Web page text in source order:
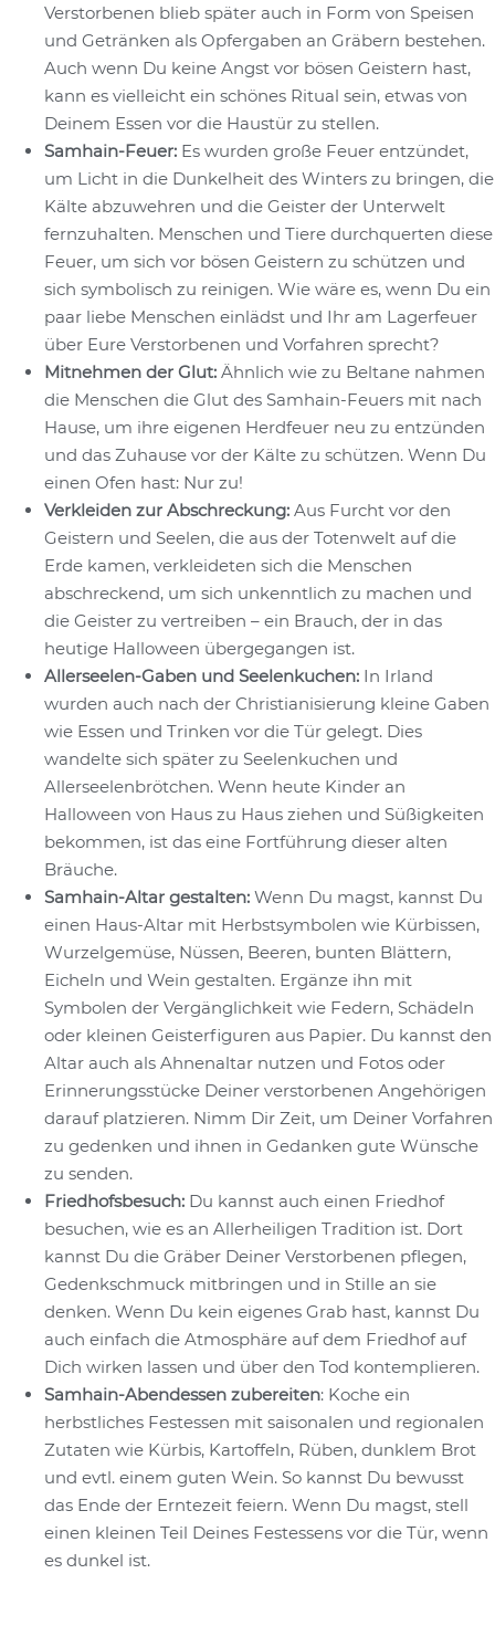
Verstorbenen blieb später auch in Form von Speisen
und Getränken als Opfergaben an Gräbern bestehen.
Auch wenn Du keine Angst vor bösen Geistern hast,
kann es vielleicht ein schönes Ritual sein, etwas von
Deinem Essen vor die Haustür zu stellen.
Samhain-Feuer: Es wurden große Feuer entzündet,
um Licht in die Dunkelheit des Winters zu bringen, die
Kälte abzuwehren und die Geister der Unterwelt
fernzuhalten. Menschen und Tiere durchquerten diese
Feuer, um sich vor bösen Geistern zu schützen und
sich symbolisch zu reinigen. Wie wäre es, wenn Du ein
paar liebe Menschen einlädst und Ihr am Lagerfeuer
über Eure Verstorbenen und Vorfahren sprecht?
Mitnehmen der Glut: Ähnlich wie zu Beltane nahmen
die Menschen die Glut des Samhain-Feuers mit nach
Hause, um ihre eigenen Herdfeuer neu zu entzünden
und das Zuhause vor der Kälte zu schützen. Wenn Du
einen Ofen hast: Nur zu!
Verkleiden zur Abschreckung: Aus Furcht vor den
Geistern und Seelen, die aus der Totenwelt auf die
Erde kamen, verkleideten sich die Menschen
abschreckend, um sich unkenntlich zu machen und
die Geister zu vertreiben – ein Brauch, der in das
heutige Halloween übergegangen ist.
Allerseelen-Gaben und Seelenkuchen: In Irland
wurden auch nach der Christianisierung kleine Gaben
wie Essen und Trinken vor die Tür gelegt. Dies
wandelte sich später zu Seelenkuchen und
Allerseelenbrötchen. Wenn heute Kinder an
Halloween von Haus zu Haus ziehen und Süßigkeiten
bekommen, ist das eine Fortführung dieser alten
Bräuche.
Samhain-Altar gestalten: Wenn Du magst, kannst Du
einen Haus-Altar mit Herbstsymbolen wie Kürbissen,
Wurzelgemüse, Nüssen, Beeren, bunten Blättern,
Eicheln und Wein gestalten. Ergänze ihn mit
Symbolen der Vergänglichkeit wie Federn, Schädeln
oder kleinen Geisterfiguren aus Papier. Du kannst den
Altar auch als Ahnenaltar nutzen und Fotos oder
Erinnerungsstücke Deiner verstorbenen Angehörigen
darauf platzieren. Nimm Dir Zeit, um Deiner Vorfahren
zu gedenken und ihnen in Gedanken gute Wünsche
zu senden.
Friedhofsbesuch: Du kannst auch einen Friedhof
besuchen, wie es an Allerheiligen Tradition ist. Dort
kannst Du die Gräber Deiner Verstorbenen pflegen,
Gedenkschmuck mitbringen und in Stille an sie
denken. Wenn Du kein eigenes Grab hast, kannst Du
auch einfach die Atmosphäre auf dem Friedhof auf
Dich wirken lassen und über den Tod kontemplieren.
Samhain-Abendessen zubereiten: Koche ein
herbstliches Festessen mit saisonalen und regionalen
Zutaten wie Kürbis, Kartoffeln, Rüben, dunklem Brot
und evtl. einem guten Wein. So kannst Du bewusst
das Ende der Erntezeit feiern. Wenn Du magst, stell
einen kleinen Teil Deines Festessens vor die Tür, wenn
es dunkel ist.